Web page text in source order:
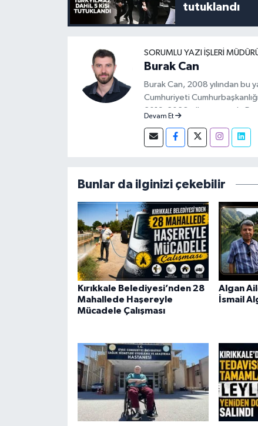
tutuklandı
SORUMLU YAZI İŞLERI
Burak Can
Burak Can, 2008 yılından
Cumhuriyeti
2019-2026 yılları arasında
Muhabiri olarak
Devam Et
Bunlar da ilginizi çekebilir
Kırıkkale Belediyesi’nden 28
Mahallede Haşereyle
Mücadele Çalışması
Algan
İsmail